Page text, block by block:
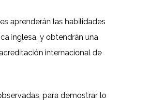
aprenderán las habilidades
inglesa, y obtendrán una
internacional de
para demostrar lo